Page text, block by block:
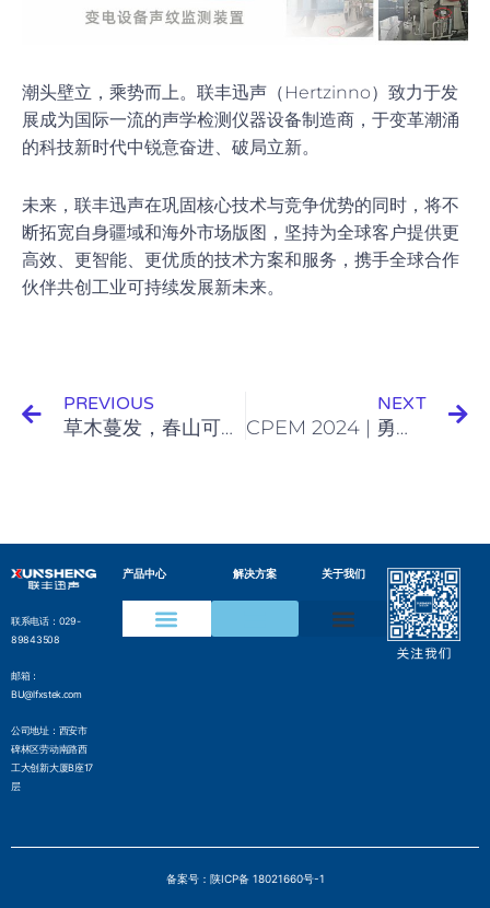
潮头壁立，乘势而上。联丰迅声（Hertzinno）致力于发
展成为国际一流的声学检测仪器设备制造商，于变革潮涌
的科技新时代中锐意奋进、破局立新。
未来，联丰迅声在巩固核心技术与竞争优势的同时，将不
断拓宽自身疆域和海外市场版图，坚持为全球客户提供更
高效、更智能、更优质的技术方案和服务，携手全球合作
伙伴共创工业可持续发展新未来。
PREVIOUS
草木蔓发，春山可望 | 联丰迅声踏青季
NEXT
CPEM 2024 | 勇毅前行！联丰迅声亮相杭州电力智能运检大会
联系电话：029-
89843508
邮箱：
BU@lfxstek.com
公司地址：西安市
碑林区劳动南路西
工大创新大厦B座17
层
产品中心 解决方案 关于我们
备案号：陕ICP备 18021660号-1